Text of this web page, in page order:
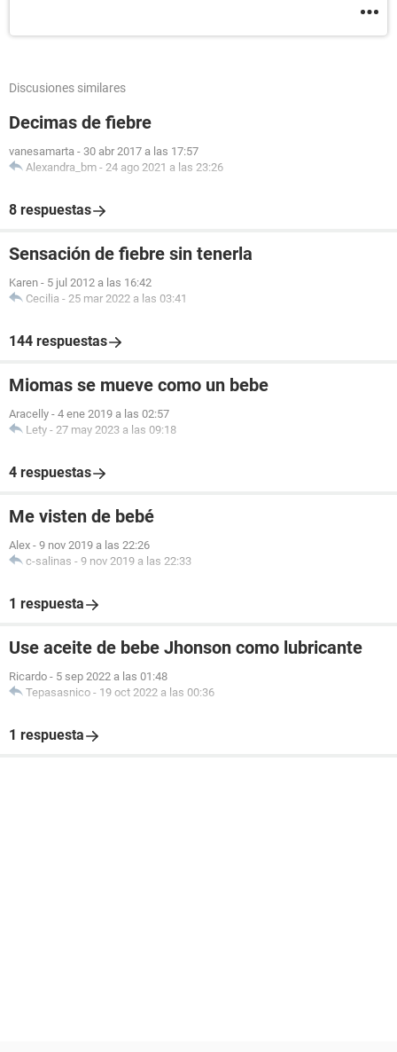
Discusiones similares
Decimas de fiebre
vanesamarta - 30 abr 2017 a las 17:57
Alexandra_bm - 24 ago 2021 a las 23:26
8 respuestas
Sensación de fiebre sin tenerla
Karen - 5 jul 2012 a las 16:42
Cecilia - 25 mar 2022 a las 03:41
144 respuestas
Miomas se mueve como un bebe
Aracelly - 4 ene 2019 a las 02:57
Lety - 27 may 2023 a las 09:18
4 respuestas
Me visten de bebé
Alex - 9 nov 2019 a las 22:26
c-salinas - 9 nov 2019 a las 22:33
1 respuesta
Use aceite de bebe Jhonson como lubricante
Ricardo - 5 sep 2022 a las 01:48
Tepasasnico - 19 oct 2022 a las 00:36
1 respuesta